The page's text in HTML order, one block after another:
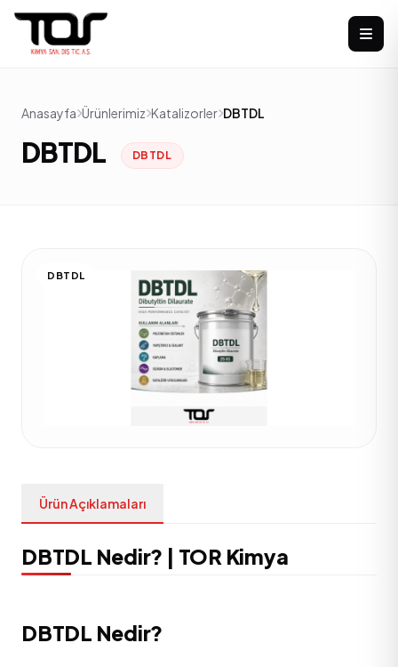
Anasayfa Ürünlerimiz Katalizorler DBTDL
DBTDL DBTDL
DBTDL
Ürün Açıklamaları
DBTDL Nedir? | TOR Kimya
DBTDL Nedir?